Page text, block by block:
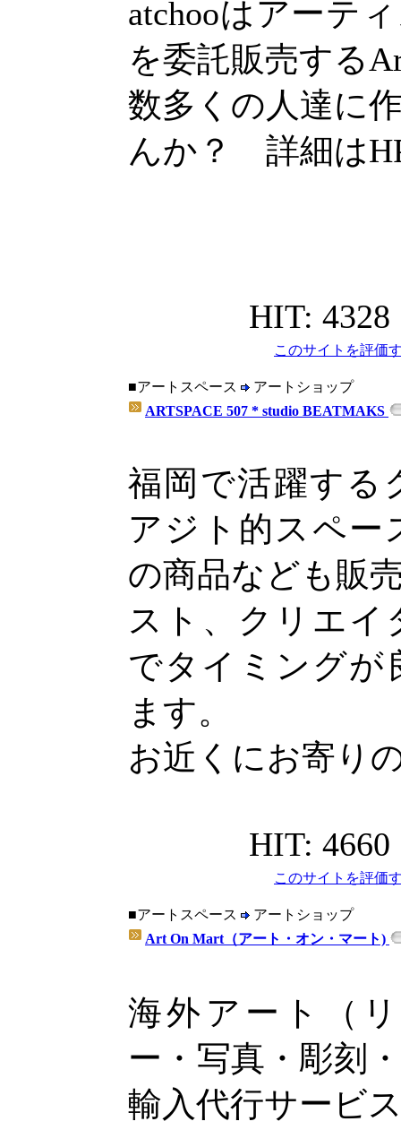
atchooはアーテ
を委託販売する
数多くの人達に
んか？ 詳細は
HIT: 4328
このサイトを評価
■アートスペース
アートショップ
ARTSPACE 507 * studio BEATMAKS
福岡で活躍する
アジト的スペー
の商品なども販
スト、クリエイ
でタイミングが
ます。
お近くにお寄り
HIT: 4660
このサイトを評価
■アートスペース
アートショップ
Art On Mart（アート・オン・マート)
海外アート（
ー・写真・彫刻
輸入代行サービ